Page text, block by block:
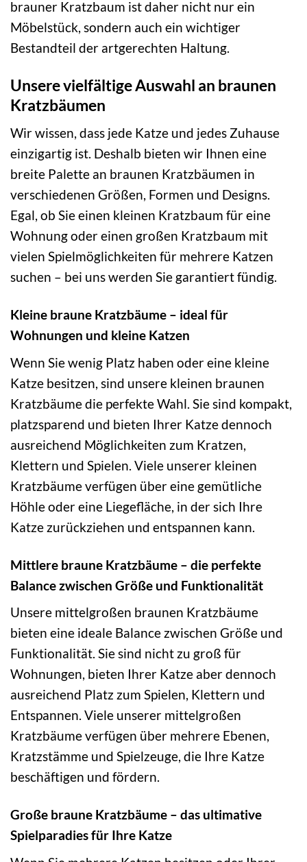
brauner Kratzbaum ist daher nicht nur ein
Möbelstück, sondern auch ein wichtiger
Bestandteil der artgerechten Haltung.
Unsere vielfältige Auswahl an braunen
Kratzbäumen
Wir wissen, dass jede Katze und jedes Zuhause
einzigartig ist. Deshalb bieten wir Ihnen eine
breite Palette an braunen Kratzbäumen in
verschiedenen Größen, Formen und Designs.
Egal, ob Sie einen kleinen Kratzbaum für eine
Wohnung oder einen großen Kratzbaum mit
vielen Spielmöglichkeiten für mehrere Katzen
suchen – bei uns werden Sie garantiert fündig.
Kleine braune Kratzbäume – ideal für
Wohnungen und kleine Katzen
Wenn Sie wenig Platz haben oder eine kleine
Katze besitzen, sind unsere kleinen braunen
Kratzbäume die perfekte Wahl. Sie sind kompakt,
platzsparend und bieten Ihrer Katze dennoch
ausreichend Möglichkeiten zum Kratzen,
Klettern und Spielen. Viele unserer kleinen
Kratzbäume verfügen über eine gemütliche
Höhle oder eine Liegefläche, in der sich Ihre
Katze zurückziehen und entspannen kann.
Mittlere braune Kratzbäume – die perfekte
Balance zwischen Größe und Funktionalität
Unsere mittelgroßen braunen Kratzbäume
bieten eine ideale Balance zwischen Größe und
Funktionalität. Sie sind nicht zu groß für
Wohnungen, bieten Ihrer Katze aber dennoch
ausreichend Platz zum Spielen, Klettern und
Entspannen. Viele unserer mittelgroßen
Kratzbäume verfügen über mehrere Ebenen,
Kratzstämme und Spielzeuge, die Ihre Katze
beschäftigen und fördern.
Große braune Kratzbäume – das ultimative
Spielparadies für Ihre Katze